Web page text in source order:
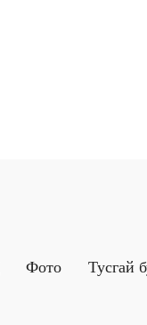
Фото Тусгай